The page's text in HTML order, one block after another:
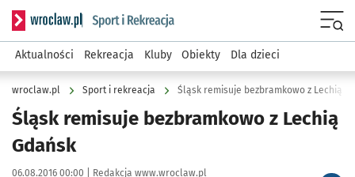
Serwis informacyjny wroclaw.pl podserwis: Sport i rekreacja
Aktualności Rekreacja Kluby Obiekty Dla dzieci
wroclaw.pl Sport i rekreacja Śląsk remisuje bezbramkowo z Lechią
Śląsk remisuje bezbramkowo z Lechią
Gdańsk
Data publikacji:
06.08.2016 00:00 | Autor:
Redakcja www.wroclaw.pl